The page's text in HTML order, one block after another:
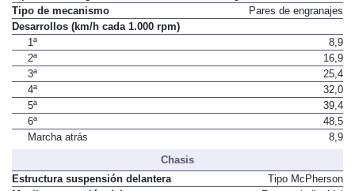
Tipo de mecanismo
Pares de engranajes
Desarrollos (km/h cada 1.000 rpm)
1ª
8,9
2ª
16,9
3ª
25,4
4ª
32,0
5ª
39,4
6ª
48,5
Marcha atrás
8,9
Chasis
Estructura suspensión delantera
Tipo McPherson